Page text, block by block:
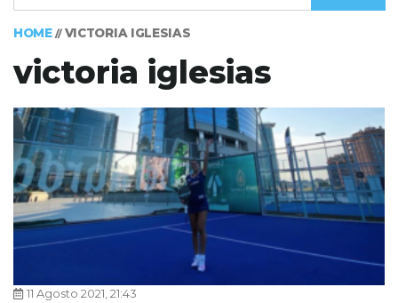
HOME// VICTORIA IGLESIAS
victoria iglesias
11 Agosto 2021, 21:43